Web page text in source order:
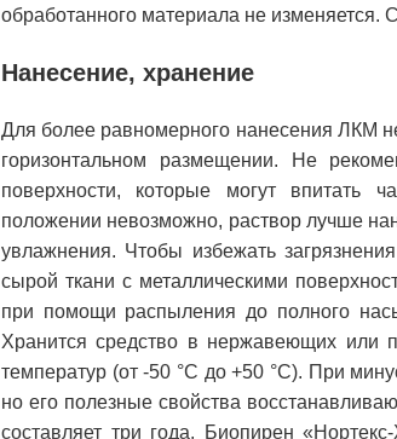
обработанного материала не изменяется.
Нанесение, хранение
Для более равномерного нанесения ЛКМ
горизонтальном размещении. Не
поверхности, которые могут впитать
положении невозможно, раствор лучше
увлажнения. Чтобы избежать
сырой ткани с металлическими
при помощи распыления до полного
Хранится средство в нержавеющих или
температур (от -50 °С до +50 °С). При
но его полезные свойства
составляет три года. Биопирен